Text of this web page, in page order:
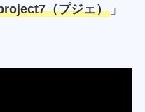
（プジェ）」